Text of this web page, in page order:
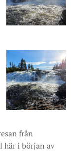
från
här i början av